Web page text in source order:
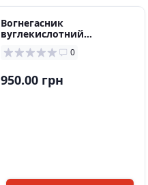
Вогнегасник
вуглекислотний
0
950.00 грн